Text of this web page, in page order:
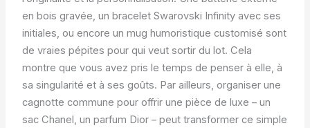
en bois gravée, un bracelet Swarovski Infinity avec ses
initiales, ou encore un mug humoristique customisé sont
de vraies pépites pour qui veut sortir du lot. Cela
montre que vous avez pris le temps de penser à elle, à
sa singularité et à ses goûts. Par ailleurs, organiser une
cagnotte commune pour offrir une pièce de luxe – un
sac Chanel, un parfum Dior – peut transformer ce simple